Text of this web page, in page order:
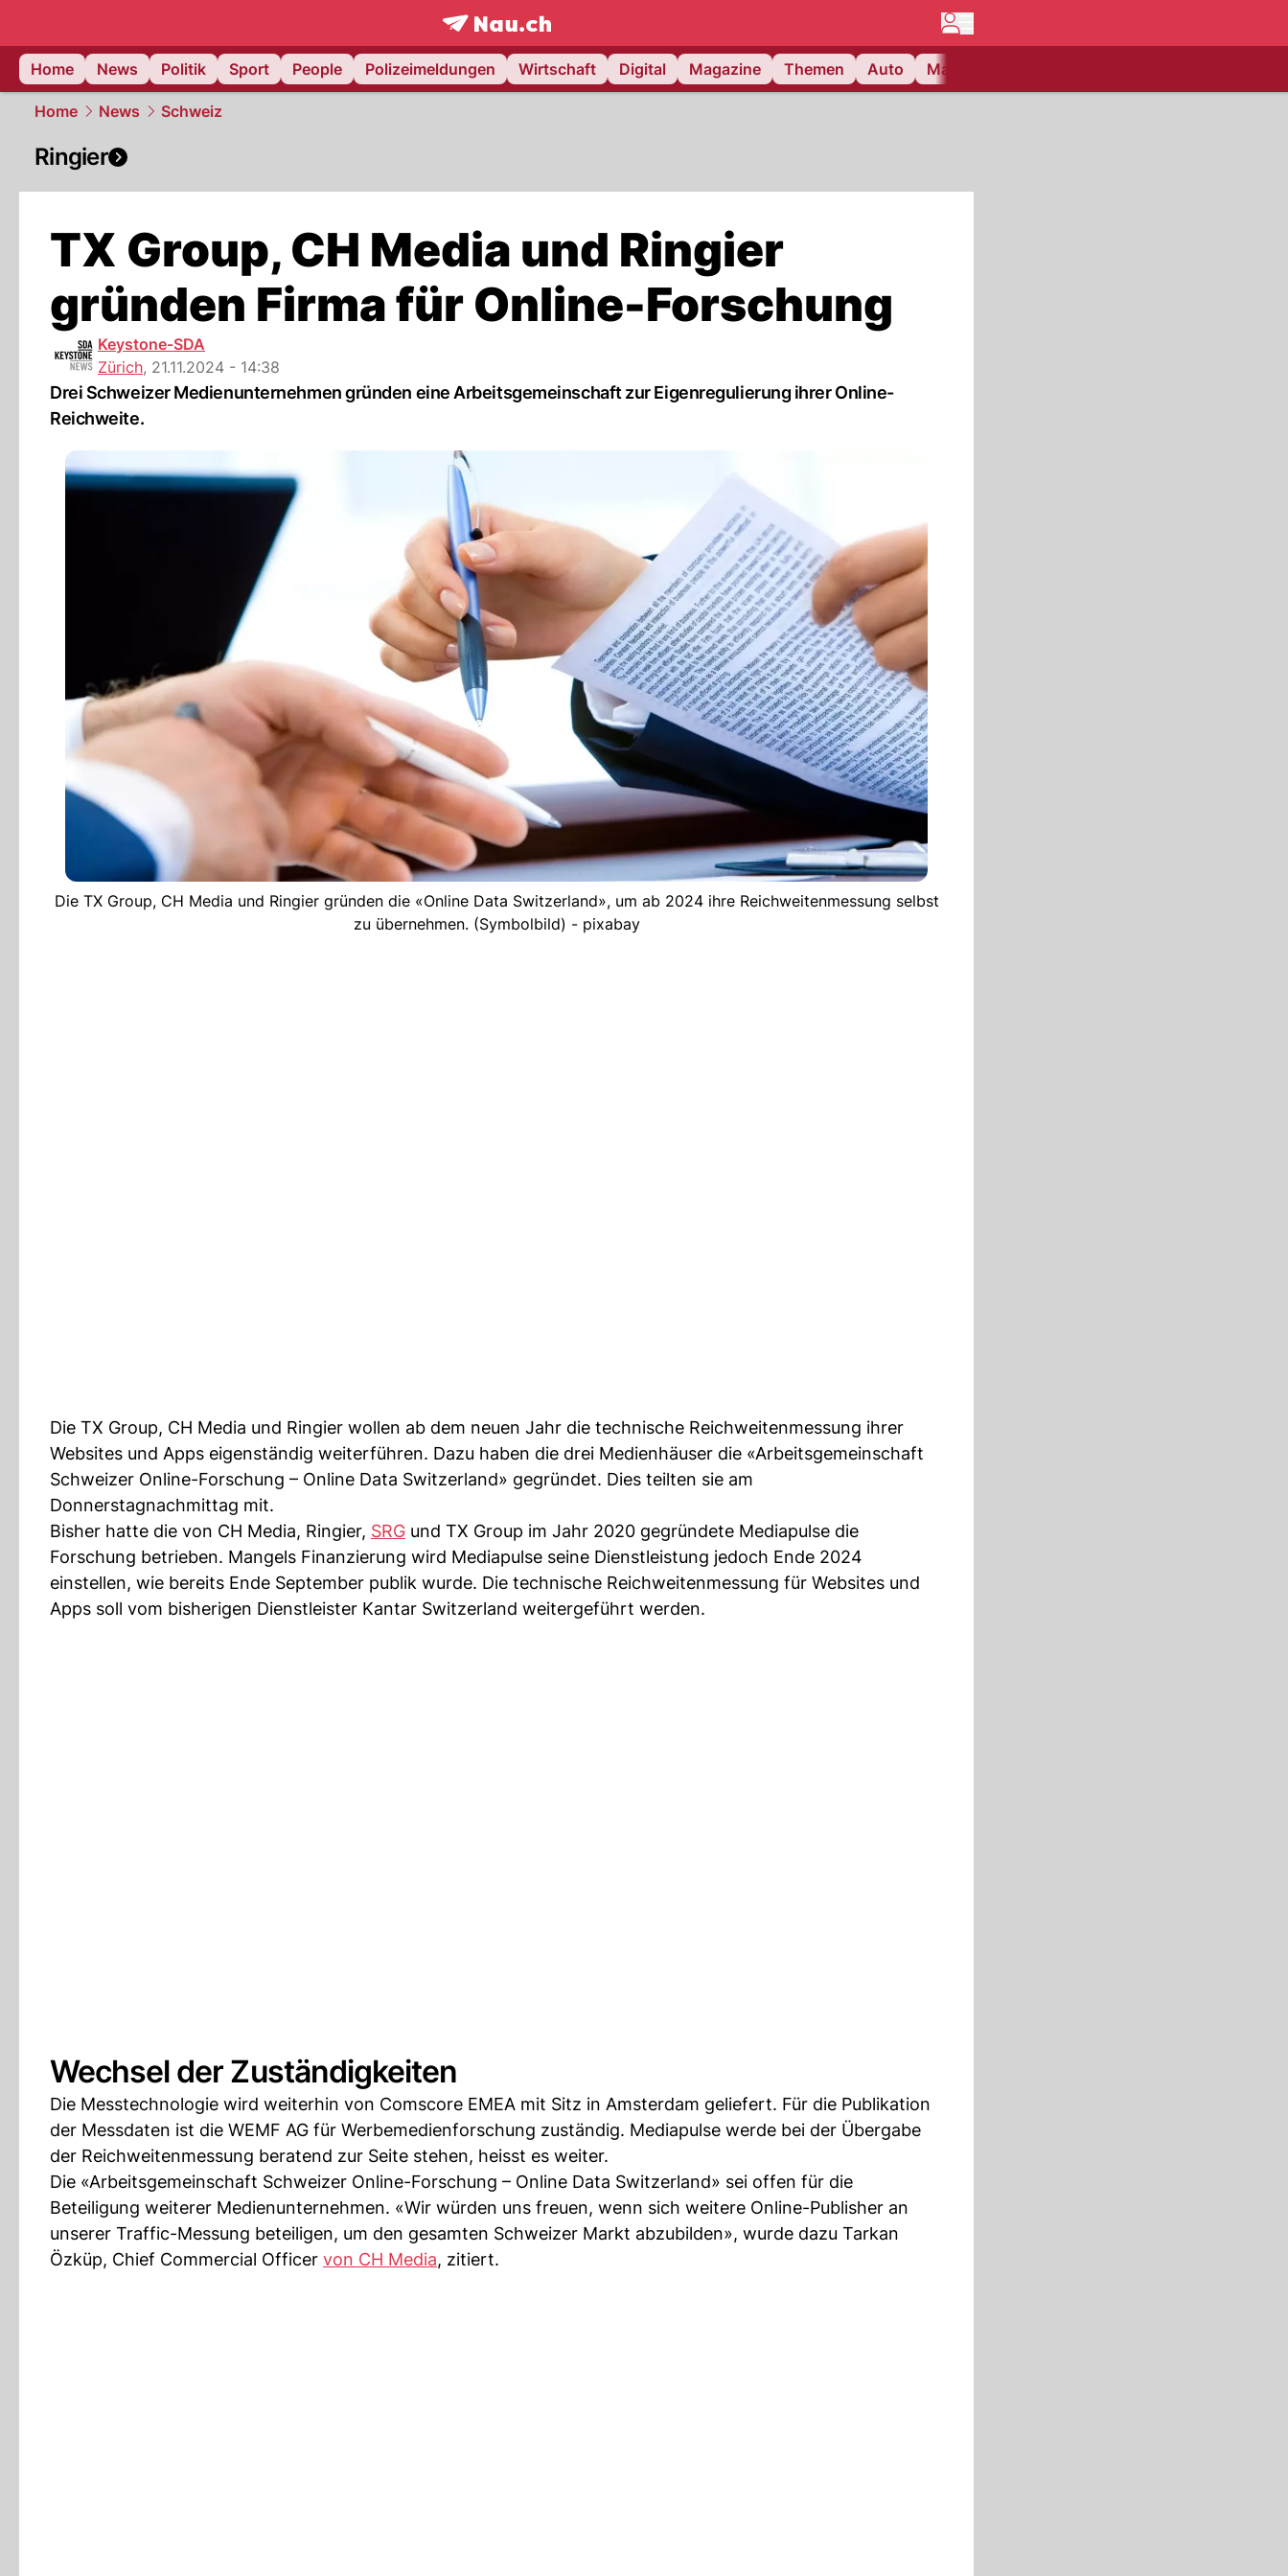
frontpage.NAU.ch
Home
News Politik Sport People Polizeimeldungen Wirtschaft Digital Magazine Themen Auto Matchcenter
Home News Schweiz
Ringier
TX Group, CH Media und Ringier
gründen Firma für Online-Forschung
Keystone-SDA
Zürich, 21.11.2024 - 14:38
Drei Schweizer Medienunternehmen gründen eine Arbeitsgemeinschaft zur Eigenregulierung ihrer Online-
Reichweite.
Die TX Group, CH Media und Ringier gründen die «Online Data Switzerland», um ab 2024 ihre Reichweitenmessung selbst
zu übernehmen. (Symbolbild) - pixabay
Die TX Group, CH Media und Ringier wollen ab dem neuen Jahr die technische Reichweitenmessung ihrer
Websites und Apps eigenständig weiterführen. Dazu haben die drei Medienhäuser die «Arbeitsgemeinschaft
Schweizer Online-Forschung – Online Data Switzerland» gegründet. Dies teilten sie am
Donnerstagnachmittag mit.
Bisher hatte die von CH Media, Ringier, SRG und TX Group im Jahr 2020 gegründete Mediapulse die
Forschung betrieben. Mangels Finanzierung wird Mediapulse seine Dienstleistung jedoch Ende 2024
einstellen, wie bereits Ende September publik wurde. Die technische Reichweitenmessung für Websites und
Apps soll vom bisherigen Dienstleister Kantar Switzerland weitergeführt werden.
Wechsel der Zuständigkeiten
Die Messtechnologie wird weiterhin von Comscore EMEA mit Sitz in Amsterdam geliefert. Für die Publikation
der Messdaten ist die WEMF AG für Werbemedienforschung zuständig. Mediapulse werde bei der Übergabe
der Reichweitenmessung beratend zur Seite stehen, heisst es weiter.
Die «Arbeitsgemeinschaft Schweizer Online-Forschung – Online Data Switzerland» sei offen für die
Beteiligung weiterer Medienunternehmen. «Wir würden uns freuen, wenn sich weitere Online-Publisher an
unserer Traffic-Messung beteiligen, um den gesamten Schweizer Markt abzubilden», wurde dazu Tarkan
Özküp, Chief Commercial Officer von CH Media, zitiert.